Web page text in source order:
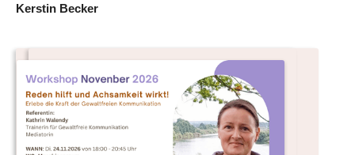
Kerstin Becker